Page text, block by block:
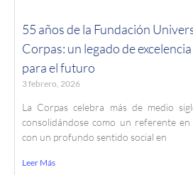
55 años de la Fundación
Corpas: un legado de
para el futuro
3 febrero, 2026
La Corpas celebra más de medio
consolidándose como un referente
con un profundo sentido social en
Leer Más